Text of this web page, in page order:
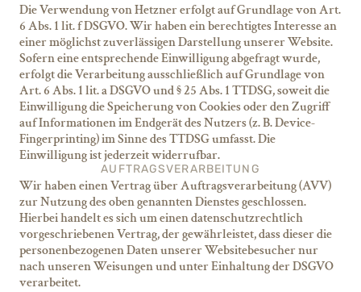
Die Verwendung von Hetzner erfolgt auf Grundlage von Art.
6 Abs. 1 lit. f DSGVO. Wir haben ein berechtigtes Interesse an
einer möglichst zuverlässigen Darstellung unserer Website.
Sofern eine entsprechende Einwilligung abgefragt wurde,
erfolgt die Verarbeitung ausschließlich auf Grundlage von
Art. 6 Abs. 1 lit. a DSGVO und § 25 Abs. 1 TTDSG, soweit die
Einwilligung die Speicherung von Cookies oder den Zugriff
auf Informationen im Endgerät des Nutzers (z. B. Device-
Fingerprinting) im Sinne des TTDSG umfasst. Die
Einwilligung ist jederzeit widerrufbar.
AUFTRAGSVERARBEITUNG
Wir haben einen Vertrag über Auftragsverarbeitung (AVV)
zur Nutzung des oben genannten Dienstes geschlossen.
Hierbei handelt es sich um einen datenschutzrechtlich
vorgeschriebenen Vertrag, der gewährleistet, dass dieser die
personenbezogenen Daten unserer Websitebesucher nur
nach unseren Weisungen und unter Einhaltung der DSGVO
verarbeitet.